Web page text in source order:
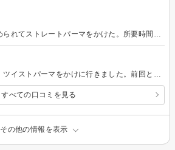
すべての口コミを見る
その他の情報を表示